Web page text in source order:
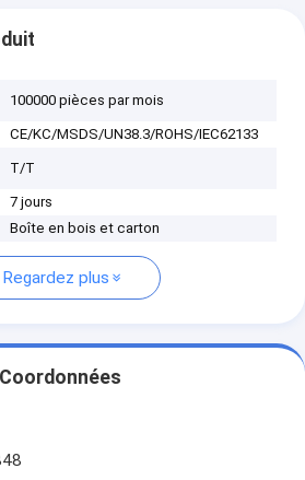
100000 pièces par mois
CE/KC/MSDS/UN38.3/ROHS/IEC62133
T/T
7 jours
Boîte en bois et carton
Regardez plus
Coordonnées